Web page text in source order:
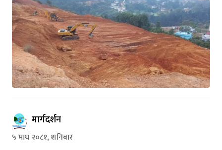
मार्गदर्शन
५ माघ २०८१, शनिबार